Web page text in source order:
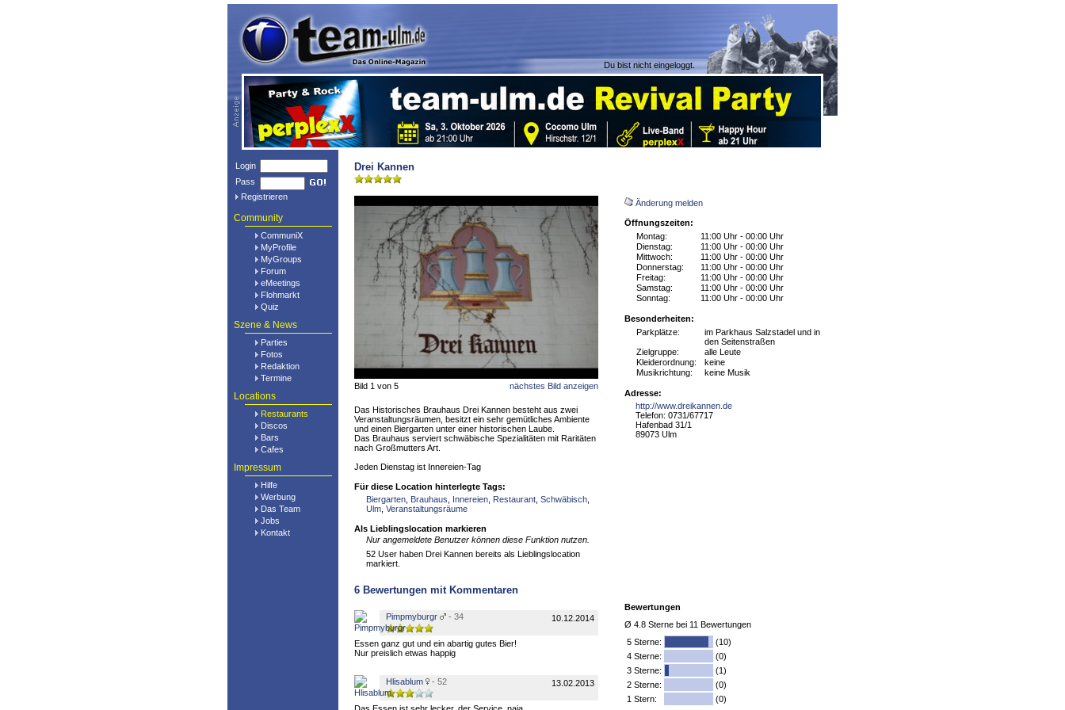
Du bist nicht eingeloggt.
Login
Pass
Registrieren
Community
CommuniX
MyProfile
MyGroups
Forum
eMeetings
Flohmarkt
Quiz
Szene & News
Parties
Fotos
Redaktion
Termine
Locations
Restaurants
Discos
Bars
Cafes
Impressum
Hilfe
Werbung
Das Team
Jobs
Kontakt
Drei Kannen
Änderung melden
Öffnungszeiten:
Montag:
11:00 Uhr - 00:00 Uhr
Dienstag:
11:00 Uhr - 00:00 Uhr
Mittwoch:
11:00 Uhr - 00:00 Uhr
Donnerstag:
11:00 Uhr - 00:00 Uhr
Freitag:
11:00 Uhr - 00:00 Uhr
Samstag:
11:00 Uhr - 00:00 Uhr
Sonntag:
11:00 Uhr - 00:00 Uhr
Besonderheiten:
Parkplätze:
im Parkhaus Salzstadel und in
den Seitenstraßen
Zielgruppe:
alle Leute
Kleiderordnung: keine
Musikrichtung:
keine Musik
Adresse:
http://www.dreikannen.de
Telefon: 0731/67717
Hafenbad 31/1
89073 Ulm
Bewertungen
Ø 4.8 Sterne bei 11 Bewertungen
5 Sterne:
(10)
4 Sterne:
(0)
3 Sterne:
(1)
2 Sterne:
(0)
1 Stern:
(0)
Bild 1 von 5 nächstes Bild anzeigen
Das Historisches Brauhaus Drei Kannen besteht aus zwei
Veranstaltungsräumen, besitzt ein sehr gemütliches Ambiente
und einen Biergarten unter einer historischen Laube.
Das Brauhaus serviert schwäbische Spezialitäten mit Raritäten
nach Großmutters Art.
Jeden Dienstag ist Innereien-Tag
Für diese Location hinterlegte Tags:
Biergarten Brauhaus Innereien Restaurant Schwäbisch
Ulm Veranstaltungsräume
Als Lieblingslocation markieren
Nur angemeldete Benutzer können diese Funktion nutzen.
52 User haben Drei Kannen bereits als Lieblingslocation
markiert.
6 Bewertungen mit Kommentaren
Pimpmyburgr - 34 10.12.2014
Essen ganz gut und ein abartig gutes Bier!
Nur preislich etwas happig
Hlisablum - 52 13.02.2013